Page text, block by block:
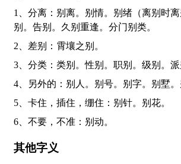
1、分离：别离。别情。别绪（离别时离别后的情感）。分
别。告别。久别重逢。分门别类。
2、差别：霄壤之别。
3、分类：类别。性别。职别。级别。派
4、另外的：别人。别号。别字。别墅
5、卡住，插住，绷住：别针。别花。
6、不要，不准：别动。
其他字义